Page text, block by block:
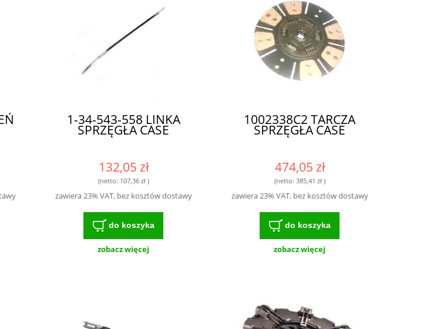
1-34-543-558 LINKA
SPRZĘGŁA CASE
132,05 zł
(netto: 107,36 zł)
zawiera 23% VAT, bez kosztów dostawy
do koszyka
zobacz więcej
1002338C2 TARCZA
SPRZĘGŁA CASE
474,05 zł
(netto: 385,41 zł)
zawiera 23% VAT, bez kosztów dostawy
do koszyka
zobacz więcej